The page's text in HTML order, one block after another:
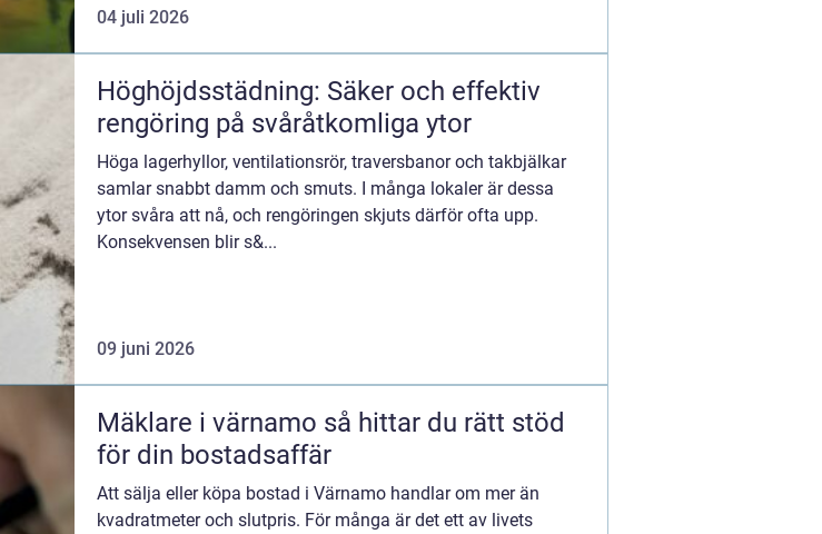
04 juli 2026
Höghöjdsstädning: Säker och effektiv
rengöring på svåråtkomliga ytor
Höga lagerhyllor, ventilationsrör, traversbanor och takbjälkar
samlar snabbt damm och smuts. I många lokaler är dessa
ytor svåra att nå, och rengöringen skjuts därför ofta upp.
Konsekvensen blir s&...
09 juni 2026
Mäklare i värnamo så hittar du rätt stöd
för din bostadsaffär
Att sälja eller köpa bostad i Värnamo handlar om mer än
kvadratmeter och slutpris. För många är det ett av livets